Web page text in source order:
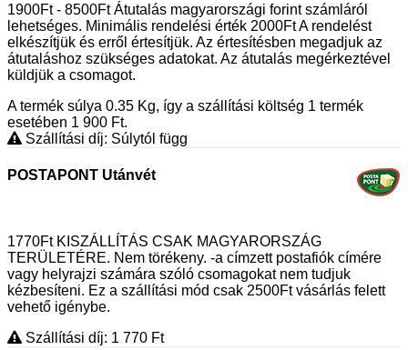
1900Ft - 8500Ft Átutalás magyarországi forint számláról
lehetséges. Minimális rendelési érték 2000Ft A rendelést
elkészítjük és erről értesítjük. Az értesítésben megadjuk az
átutaláshoz szükséges adatokat. Az átutalás megérkeztével
küldjük a csomagot.
A termék súlya 0.35 Kg, így a szállítási költség 1 termék
esetében 1 900 Ft.
Szállítási díj: Súlytól függ
POSTAPONT Utánvét
1770Ft KISZÁLLÍTÁS CSAK MAGYARORSZÁG
TERÜLETÉRE. Nem törékeny. -a címzett postafiók címére
vagy helyrajzi számára szóló csomagokat nem tudjuk
kézbesíteni. Ez a szállítási mód csak 2500Ft vásárlás felett
vehető igénybe.
Szállítási díj: 1 770 Ft